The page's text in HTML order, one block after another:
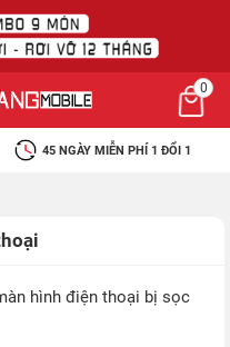
0
45 NGÀY MIỄN PHÍ 1 ĐỔI 1
hình điện thoại bị sọc